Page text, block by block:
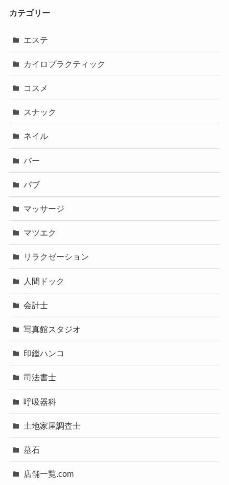
カテゴリー
エステ
カイロプラクティック
コスメ
スナック
ネイル
バー
パブ
マッサージ
マツエク
リラクゼーション
人間ドック
会計士
写真館スタジオ
印鑑ハンコ
司法書士
呼吸器科
土地家屋調査士
墓石
店舗一覧.com